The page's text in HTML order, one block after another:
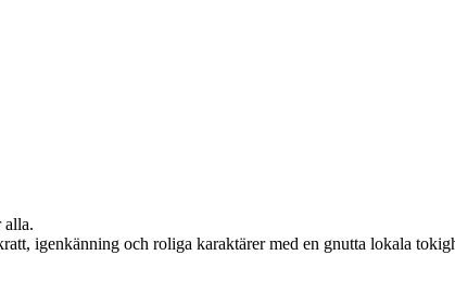
alla.
igenkänning och roliga karaktärer med en gnutta lokala